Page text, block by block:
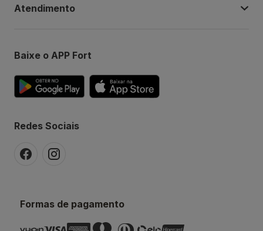
Atendimento
Baixe o APP Fort
Redes Sociais
Formas de pagamento